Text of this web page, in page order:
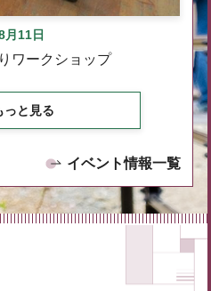
月11日
ワークショップ
っと見る
イベント情報一覧